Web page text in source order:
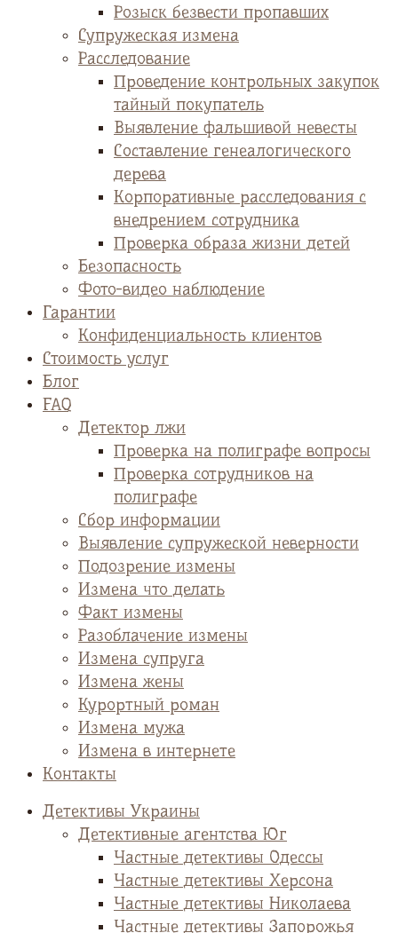
Розыск безвести пропавших
Супружеская измена
Расследование
Проведение контрольных закупок
тайный покупатель
Выявление фальшивой невесты
Cоставление генеалогического
дерева
Корпоративные расследования с
внедрением сотрудника
Проверка образа жизни детей
Безопасность
Фото-видео наблюдение
Гарантии
Конфиденциальность клиентов
Стоимость услуг
Блог
FAQ
Детектор лжи
Проверка на полиграфе вопросы
Проверка сотрудников на
полиграфе
Сбор информации
Выявление супружеской неверности
Подозрение измены
Измена что делать
Факт измены
Разоблачение измены
Измена супруга
Измена жены
Курортный роман
Измена мужа
Измена в интернете
Контакты
Детективы Украины
Детективные агентства Юг
Частные детективы Одессы
Частные детективы Херсона
Частные детективы Николаева
Частные детективы Запорожья